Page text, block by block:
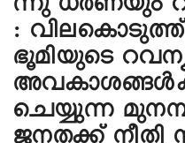
ന്നു ധർണയും
: വിലകൊടുത്ത്
ഭൂമിയുടെ
ചെയ്യുന്ന